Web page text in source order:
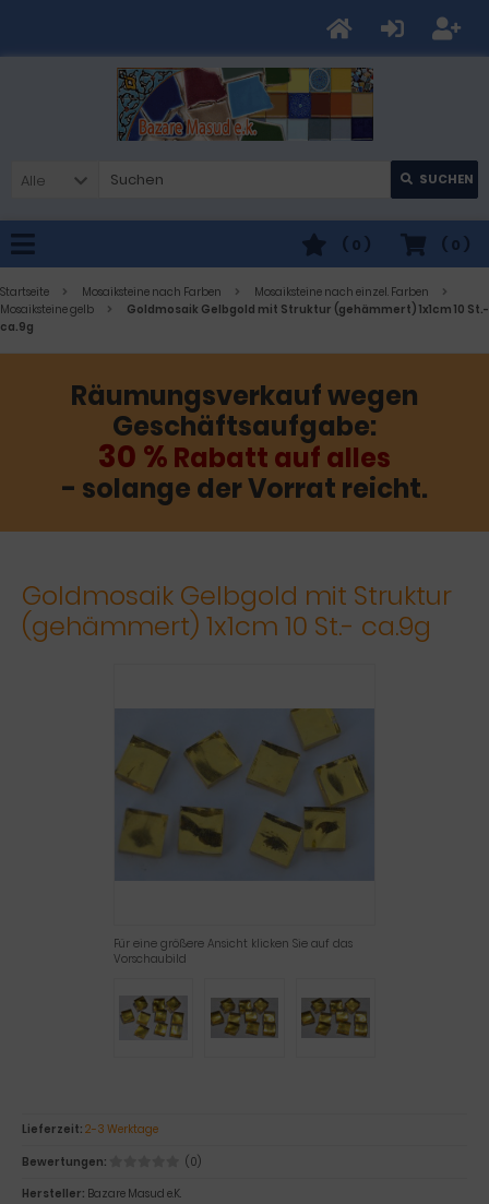
Alle SUCHEN
( 0 )
( 0 )
Startseite Mosaiksteine nach Farben
Mosaiksteine nach einzel. Farben
Mosaiksteine gelb
Goldmosaik Gelbgold mit Struktur (gehämmert) 1x1cm 10 St.-
ca.9g
Räumungsverkauf wegen
Geschäftsaufgabe:
30 % Rabatt auf alles
- solange der Vorrat reicht.
Goldmosaik Gelbgold mit Struktur
(gehämmert) 1x1cm 10 St.- ca.9g
Für eine größere Ansicht klicken Sie auf das
Vorschaubild
Lieferzeit: 2-3 Werktage
Bewertungen:
(0)
Hersteller: Bazare Masud e.K.